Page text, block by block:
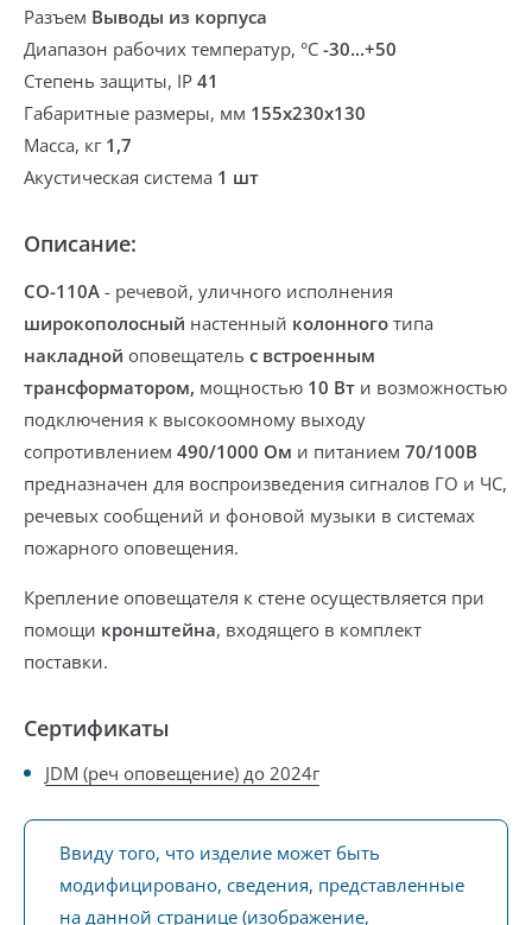
Разъем Выводы из корпуса
Диапазон рабочих температур, °С -30...+50
Степень защиты, IP 41
Габаритные размеры, мм 155х230х130
Масса, кг 1,7
Акустическая система 1 шт
Описание:
CO-110A - речевой, уличного исполнения
широкополосный настенный колонного типа
накладной оповещатель с встроенным
трансформатором, мощностью 10 Вт и возможностью
подключения к высокоомному выходу
сопротивлением 490/1000 Ом и питанием 70/100В
предназначен для воспроизведения сигналов ГО и ЧС,
речевых сообщений и фоновой музыки в системах
пожарного оповещения.
Крепление оповещателя к стене осуществляется при
помощи кронштейна, входящего в комплект
поставки.
Сертификаты
JDM (реч оповещение) до 2024г
Ввиду того, что изделие может быть
модифицировано, сведения, представленные
на данной странице (изображение,